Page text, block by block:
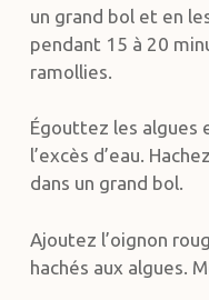
un grand bol et en
pendant 15 à 20
ramollies.
Égouttez les algues
l’excès d’eau.
dans un grand bol.
Ajoutez l’oignon
hachés aux algues.